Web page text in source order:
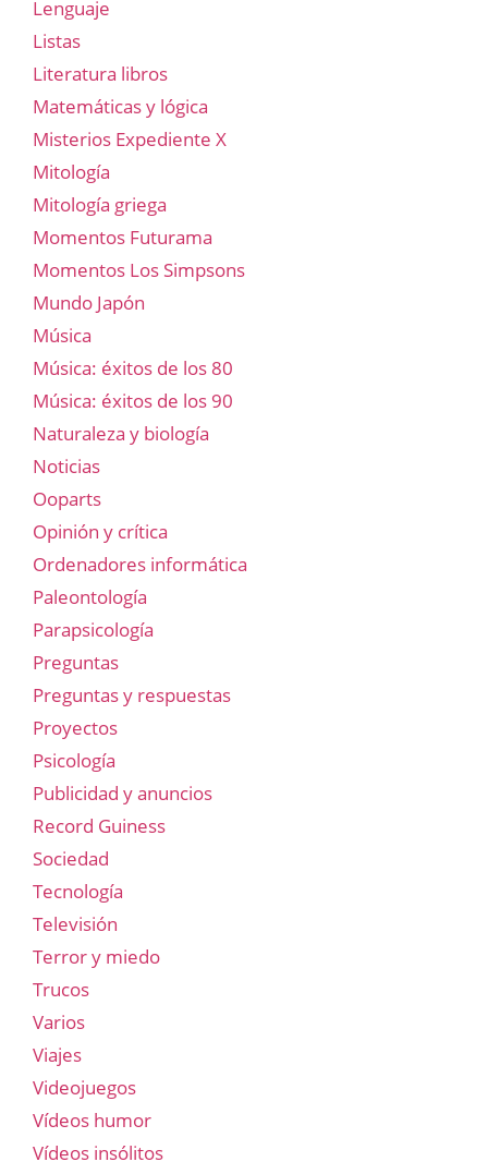
Lenguaje
Listas
Literatura libros
Matemáticas y lógica
Misterios Expediente X
Mitología
Mitología griega
Momentos Futurama
Momentos Los Simpsons
Mundo Japón
Música
Música: éxitos de los 80
Música: éxitos de los 90
Naturaleza y biología
Noticias
Ooparts
Opinión y crítica
Ordenadores informática
Paleontología
Parapsicología
Preguntas
Preguntas y respuestas
Proyectos
Psicología
Publicidad y anuncios
Record Guiness
Sociedad
Tecnología
Televisión
Terror y miedo
Trucos
Varios
Viajes
Videojuegos
Vídeos humor
Vídeos insólitos